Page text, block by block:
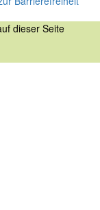
dieser Seite